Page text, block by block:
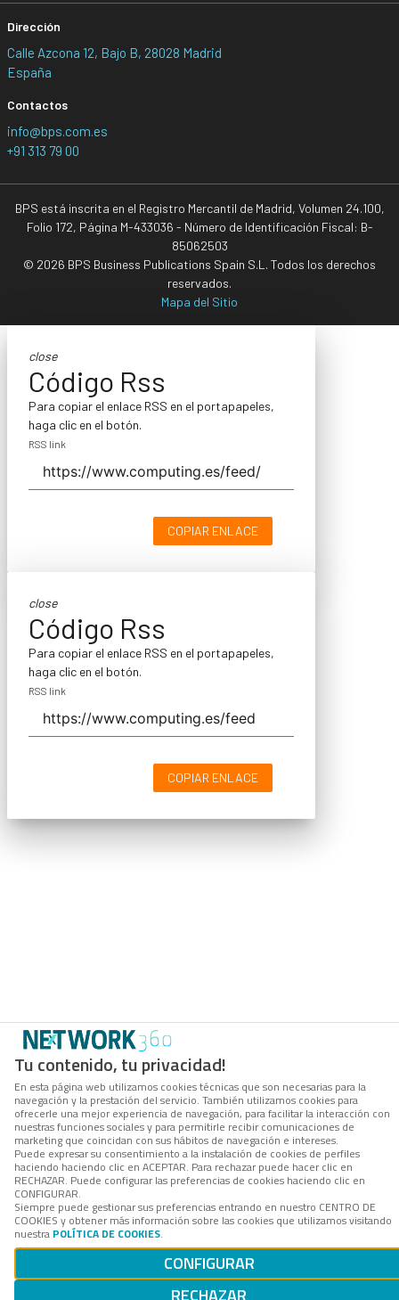
Tu contenido, tu privacidad!
En esta página web utilizamos cookies técnicas que son necesarias para la
navegación y la prestación del servicio. También utilizamos cookies para
ofrecerle una mejor experiencia de navegación, para facilitar la interacción con
nuestras funciones sociales y para permitirle recibir comunicaciones de
marketing que coincidan con sus hábitos de navegación e intereses.
Puede expresar su consentimiento a la instalación de cookies de perfiles
haciendo haciendo clic en ACEPTAR. Para rechazar puede hacer clic en
RECHAZAR. Puede configurar las preferencias de cookies haciendo clic en
CONFIGURAR.
Siempre puede gestionar sus preferencias entrando en nuestro CENTRO DE
COOKIES y obtener más información sobre las cookies que utilizamos visitando
nuestra POLÍTICA DE COOKIES.
CONFIGURAR
RECHAZAR
Dirección
Calle Azcona 12, Bajo B, 28028 Madrid
España
Contactos
info@bps.com.es
+91 313 79 00
BPS está inscrita en el Registro Mercantil de Madrid, Volumen 24.100,
Folio 172, Página M-433036 - Número de Identificación Fiscal: B-
85062503
© 2026 BPS Business Publications Spain S.L. Todos los derechos
reservados.
Mapa del Sitio
close
Código Rss
Para copiar el enlace RSS en el portapapeles,
haga clic en el botón.
RSS link
COPIAR ENLACE
close
Código Rss
Para copiar el enlace RSS en el portapapeles,
haga clic en el botón.
RSS link
COPIAR ENLACE